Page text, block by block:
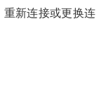
新连接或更换连